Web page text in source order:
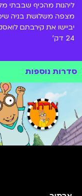
ליהנות מהכיף שבבתי
מצפה משלושת בניה
יביישו את קירבתם
24 דק'
סדרות נוספות